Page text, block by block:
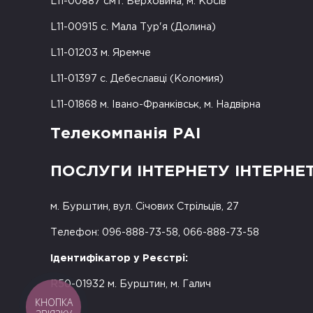
L11-00915 с. Мала Тур'я (Долина)
L11-01203 м. Яремче
L11-01397 с. Дебеславці (Коломия)
L11-01868 м. Івано-Франківськ, м. Надвірна
Телекомпанія РАІ
ПОСЛУГИ ІНТЕРНЕТУ
м. Бурштин, вул. Січових Стрільців, 27
Телефон: 096-888-73-58, 066-888-73-58
Ідентифікатор у Реєстрі:
R50-01932 м. Бурштин, м. Галич
КНОПКА